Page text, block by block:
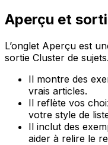
Aperçu et
L’onglet Aperçu est
sortie Cluster de sujets.
Il montre des
vrais articles.
Il reflète vos
votre style de
Il inclut des
aider à relire le